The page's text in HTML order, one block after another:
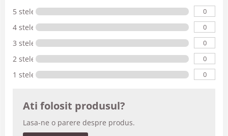
5 stele 0
4 stele 0
3 stele 0
2 stele 0
1 stele 0
Ati folosit produsul?
Lasa-ne o parere despre produs.